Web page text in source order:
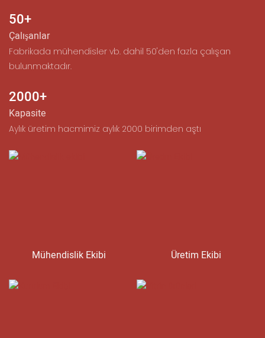
50+
Çalışanlar
︎Fabrikada mühendisler vb. dahil 50'den fazla çalışan
bulunmaktadır.
2000+
Kapasite
Aylık üretim hacmimiz aylık 2000 birimden aştı
Mühendislik Ekibi Üretim Ekibi